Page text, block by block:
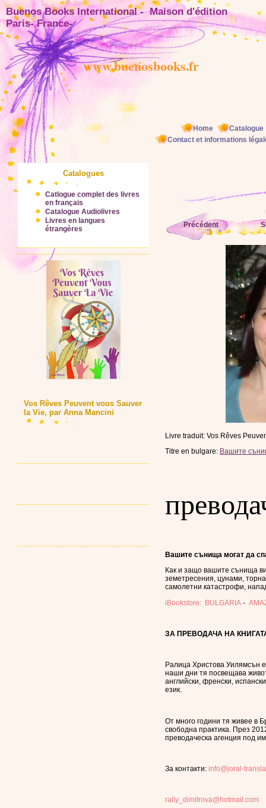
www.buenosbooks.fr
Buenos Books International - Maison
Paris- France-
Home
Catalogue
Contact et informations
Catalogues
Catlogue complet des livres
en français
Catalogue Audiolivres
Livres en langues
étrangères
Vos Rêves Peuvent vous Sauver
la Vie, par Anna Mancini
Précédent
Livre traduit: Vos Rêves
Titre en bulgare: Вашите
Вашите сънища могат да
Как и защо вашите сънища
земетресения, цунами,
самолетни катастрофи,
iBookstore: BULGARIA -
ЗА ПРЕВОДАЧА НА
Ралица Христова Уилямсън
наши дни тя посвещава
английски, френски,
език.
От много години тя живее в
свободна практика. През
преводаческа агенция под
За контакти: info@joral-
rally_dimitrova@hotmail.com